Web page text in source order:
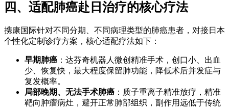
四、适配肺癌赴日治疗的核心疗法
携康国际针对不同分期、不同病理类型的肺癌患者，对接日本
个性化定制诊疗方案，核心适配疗法如下：
早期肺癌 ：达芬奇机器人微创精准手术，创口小、出血
少、恢复快，最大程度保留肺功能，降低术后并发症与
复发概率。
局部晚期、无法手术肺癌 ：质子重离子精准放疗，精准
靶向肿瘤病灶，避开正常肺部组织，副作用远低于传统